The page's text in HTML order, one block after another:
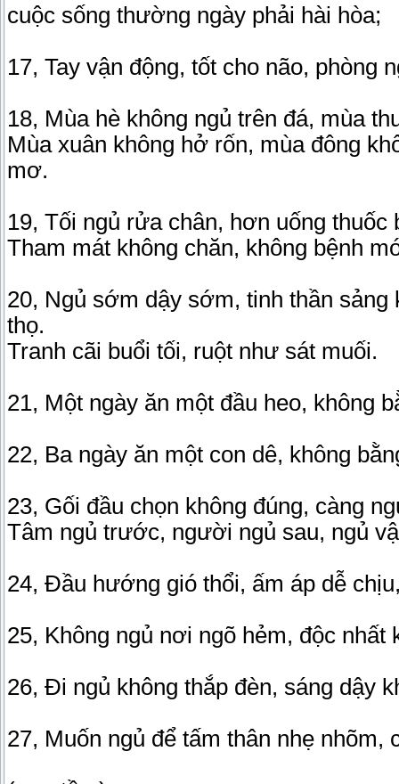
cuộc sống thường ngày phải hài hòa;
17, Tay vận động, tốt cho não, phòng
18, Mùa hè không ngủ trên đá, mùa
Mùa xuân không hở rốn, mùa đông
mơ.
19, Tối ngủ rửa chân, hơn uống
Tham mát không chăn, không bệnh
20, Ngủ sớm dậy sớm, tinh thần
thọ.
Tranh cãi buổi tối, ruột như sát muối.
21, Một ngày ăn một đầu heo, không
22, Ba ngày ăn một con dê, không
23, Gối đầu chọn không đúng, càng
Tâm ngủ trước, người ngủ sau, ngủ
24, Đầu hướng gió thổi, ấm áp dễ
25, Không ngủ nơi ngõ hẻm, độc nhất
26, Đi ngủ không thắp đèn, sáng dậy
27, Muốn ngủ để tấm thân nhẹ